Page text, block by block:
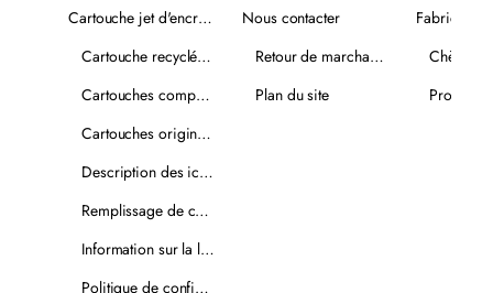
Cartouche jet d'encre recyclée
Cartouche recyclée PLUS
Cartouches compatibles
Cartouches originales
Description des icônes
Remplissage de cartouches
Information sur la livraison
Politique de confidentialité
Nous contacter
Retour de marchandise
Plan du site
Fabricants